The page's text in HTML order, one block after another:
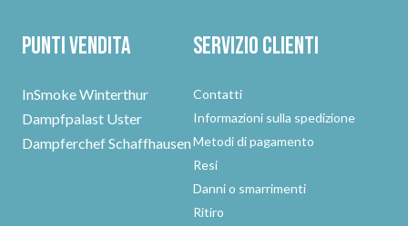
Punti vendita
InSmoke Winterthur
Dampfpalast Uster
Dampferchef Schaffhausen
Servizio clienti
Contatti
Informazioni sulla spedizione
Metodi di pagamento
Resi
Danni o smarrimenti
Ritiro